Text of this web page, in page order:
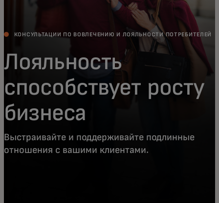
КОНСУЛЬТАЦИИ ПО ВОВЛЕЧЕНИЮ И ЛОЯЛЬНОСТИ ПОТРЕБИТЕЛЕЙ
Лояльность
способствует росту
бизнеса
Выстраивайте и поддерживайте подлинные
отношения с вашими клиентами.